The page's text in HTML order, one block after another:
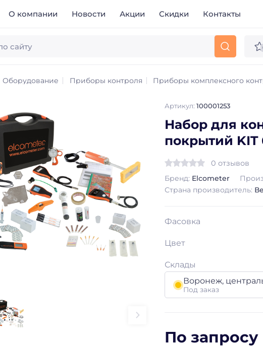
О компании Новости Акции Скидки Контакты
Оборудование Приборы контроля Приборы комплексного
Набор для
покрытий KIT
0 отзывов
Бренд: Elcometer
Страна производитель:
Фасовка
Цвет
Склады
Воронеж,
Под заказ
Артикул:100001253
По запросу